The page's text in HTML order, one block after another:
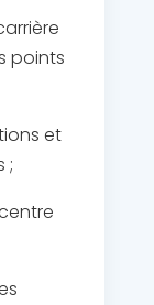
points
et
;